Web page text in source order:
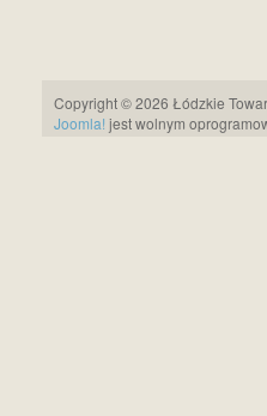
Copyright © 2026 Łódzkie
Joomla! jest wolnym